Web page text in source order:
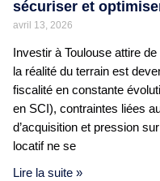
sécuriser et
avril 13, 2026
Investir à Toulouse attire
la réalité du terrain est
fiscalité en constante
en SCI), contraintes liées
d’acquisition et pression
locatif ne se
Lire la suite »